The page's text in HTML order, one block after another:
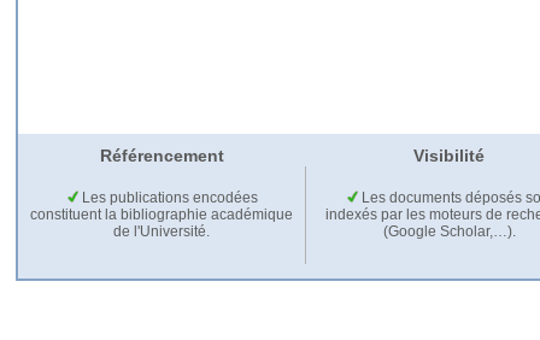
Référencement Visibilité
Les publications encodées
constituent la bibliographie académique
de l'Université.
Les documents déposés
indexés par les moteurs de
(Google Scholar,…).